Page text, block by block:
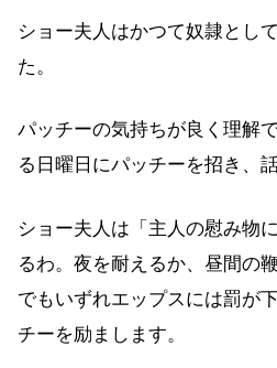
ショー夫人はかつて奴隷とし
た。
パッチーの気持ちが良く理解
る日曜日にパッチーを招き、
ショー夫人は「主人の慰み物
るわ。夜を耐えるか、昼間の
でもいずれエップスには罰が
チーを励まします。